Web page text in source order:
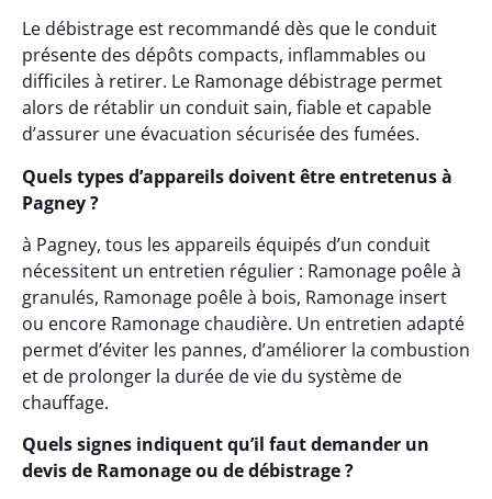
Le débistrage est recommandé dès que le conduit
présente des dépôts compacts, inflammables ou
difficiles à retirer. Le Ramonage débistrage permet
alors de rétablir un conduit sain, fiable et capable
d’assurer une évacuation sécurisée des fumées.
Quels types d’appareils doivent être entretenus à
Pagney ?
à Pagney, tous les appareils équipés d’un conduit
nécessitent un entretien régulier : Ramonage poêle à
granulés, Ramonage poêle à bois, Ramonage insert
ou encore Ramonage chaudière. Un entretien adapté
permet d’éviter les pannes, d’améliorer la combustion
et de prolonger la durée de vie du système de
chauffage.
Quels signes indiquent qu’il faut demander un
devis de Ramonage ou de débistrage ?